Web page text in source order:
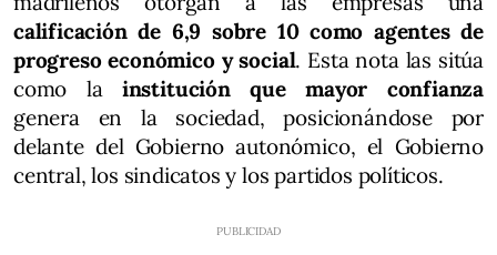
calificación de 6,9 sobre 10 como agentes de
progreso económico y social. Esta nota las sitúa
como lainstitución que mayor confianza
genera en la sociedad, posicionándose por
delante del Gobierno autonómico, el Gobierno
central, los sindicatos y los partidos políticos.